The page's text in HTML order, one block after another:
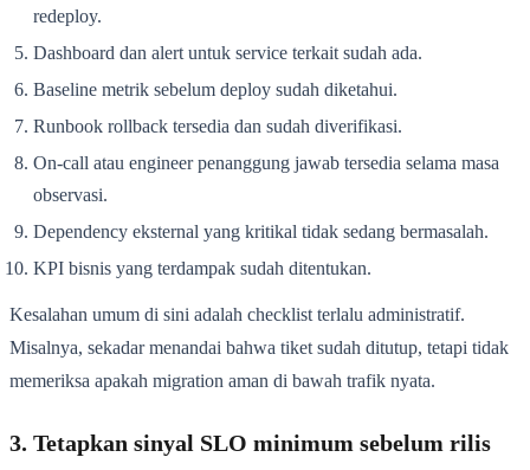
redeploy.
Dashboard dan alert untuk service terkait sudah ada.
Baseline metrik sebelum deploy sudah diketahui.
Runbook rollback tersedia dan sudah diverifikasi.
On-call atau engineer penanggung jawab tersedia selama masa
observasi.
Dependency eksternal yang kritikal tidak sedang bermasalah.
KPI bisnis yang terdampak sudah ditentukan.
Kesalahan umum di sini adalah checklist terlalu administratif.
Misalnya, sekadar menandai bahwa tiket sudah ditutup, tetapi tidak
memeriksa apakah migration aman di bawah trafik nyata.
3. Tetapkan sinyal SLO minimum sebelum rilis